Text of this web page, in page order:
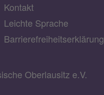
Kontakt
Leichte Sprache
Barrierefreiheitserklärung
Oberlausitz e.V.